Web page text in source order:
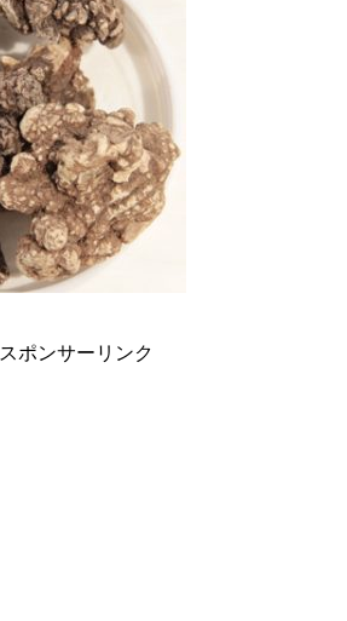
スポンサーリンク